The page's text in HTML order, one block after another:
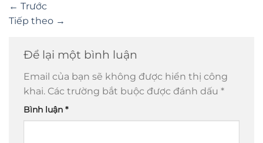
← Trước
Tiếp theo →
Để lại một bình luận
Email của bạn sẽ không được hiển thị công
khai. Các trường bắt buộc được đánh dấu *
Bình luận *